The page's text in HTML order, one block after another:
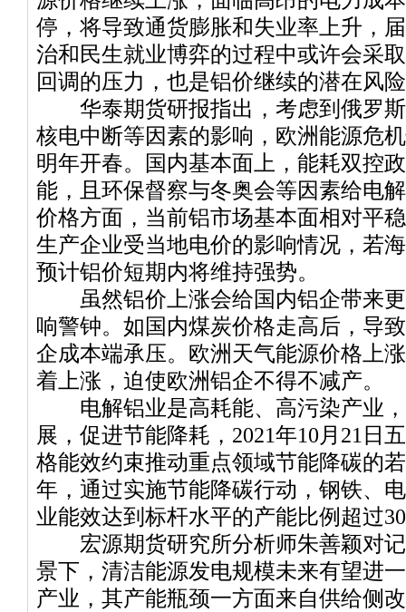
停，将导致通货膨胀和失业率上升，
治和民生就业博弈的过程中或许会采
回调的压力，也是铝价继续的潜在风
华泰期货研报指出，考虑到俄罗斯
核电中断等因素的影响，欧洲能源危
明年开春。国内基本面上，能耗双控
能，且环保督察与冬奥会等因素给电
价格方面，当前铝市场基本面相对平
生产企业受当地电价的影响情况，若
预计铝价短期内将维持强势。
虽然铝价上涨会给国内铝企带来更
响警钟。如国内煤炭价格走高后，导
企成本端承压。欧洲天气能源价格上
着上涨，迫使欧洲铝企不得不减产。
电解铝业是高耗能、高污染产业，
展，促进节能降耗，2021年10月21日
格能效约束推动重点领域节能降碳的
年，通过实施节能降碳行动，钢铁、
业能效达到标杆水平的产能比例超过
宏源期货研究所分析师朱善颖对记
景下，清洁能源发电规模未来有望进
产业，其产能瓶颈一方面来自供给侧